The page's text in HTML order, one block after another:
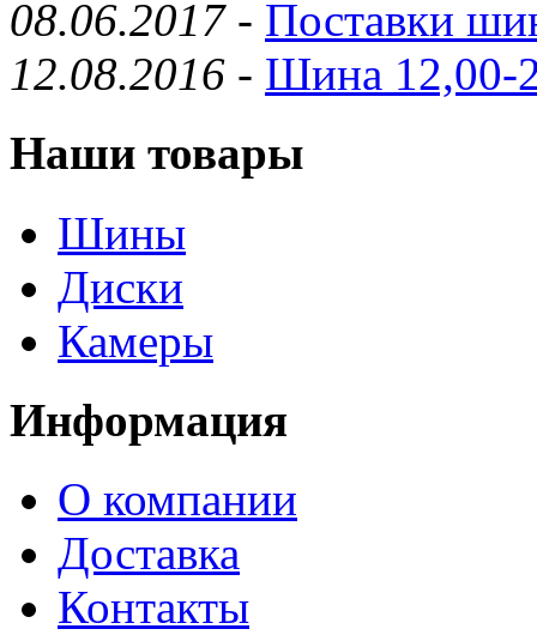
08.06.2017- Поставки
12.08.2016 - Шина 12,00-
Наши товары
Шины
Диски
Камеры
Информация
О компании
Доставка
Контакты